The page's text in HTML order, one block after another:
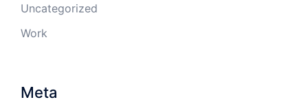
Uncategorized
Work
Meta